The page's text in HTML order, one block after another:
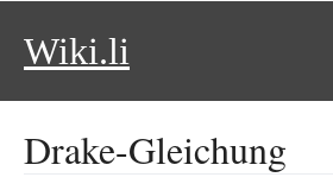
Wiki.li
Drake-Gleichung